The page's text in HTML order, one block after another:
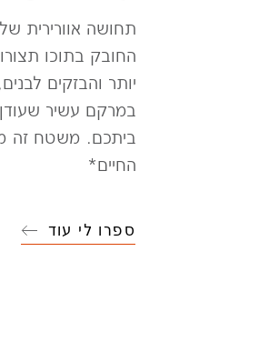
תחושה אוורירית
החובק בתוכו
יותר והבזקים
במרקם עשיר
ביתכם. משטח זה
החיים*
ספרו לי עוד